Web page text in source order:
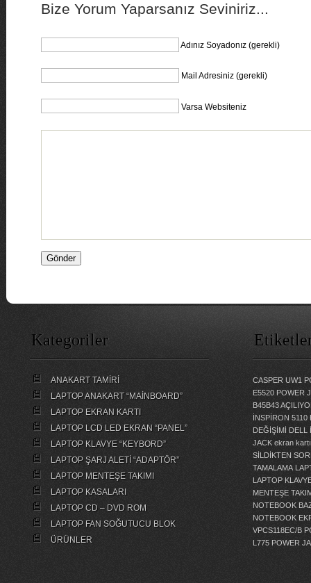
Bize Yorum Yaparsanız Seviniriz...
Adınız Soyadonız (gerekli)
Mail Adresiniz (gerekli)
Varsa Websiteniz
Kategoriler
ANAKART TAMİRİ
LAPTOP ANAKART “MAİNBOARD”
LAPTOP EKRAN KARTI
LAPTOP LCD LED EKRAN “PANEL”
LAPTOP KLAVYE “KEYBORD”
LAPTOP ŞARJ ALETİ “ADAPTÖR”
LAPTOP MENTEŞE TAKIMI
LAPTOP KASALARI
LAPTOP CD – DVD ROM
LAPTOP FAN SOĞUTUCU BLOK
ÜRÜNLER
CASPER UW1
E5520 POWER
B45B43
İNSPİRON
DEĞİŞİMİ
DELL
JACK ekran
SİLDİKTEN
TAMALAMA
LAPTOP
MENTEŞE
NOTEBOOK
NOTEBOOK
VPCS118EC/B
L775 POWER